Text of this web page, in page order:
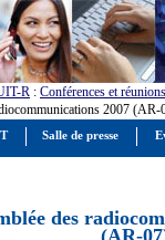
R : Conférences et réunions
2007 (AR-
des
(AR-
Salle de presse